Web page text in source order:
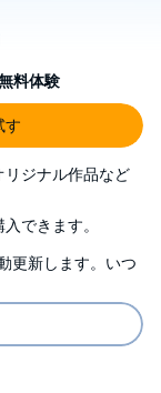
料体験
す
リジナル作品など
できます。
更新します。いつ